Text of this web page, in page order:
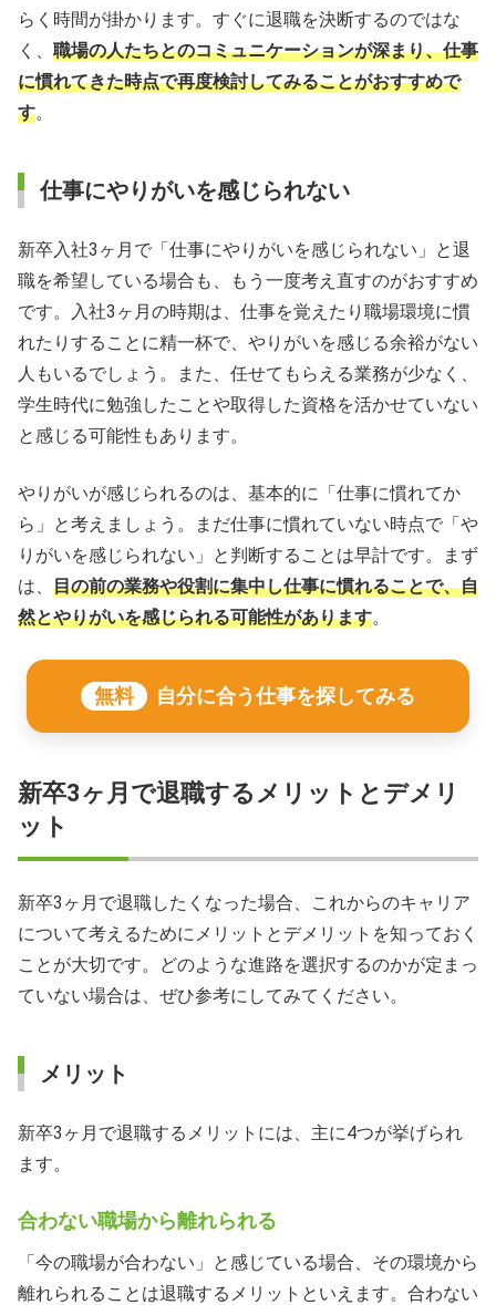
らく時間が掛かります。すぐに退職を決断するのではな
く、 職場の人たちとのコミュニケーションが深まり、仕事
に慣れてきた時点で再度検討してみることがおすすめで
す。
仕事にやりがいを感じられない
新卒入社3ヶ月で「仕事にやりがいを感じられない」と退
職を希望している場合も、もう一度考え直すのがおすすめ
です。入社3ヶ月の時期は、仕事を覚えたり職場環境に慣
れたりすることに精一杯で、やりがいを感じる余裕がない
人もいるでしょう。また、任せてもらえる業務が少なく、
学生時代に勉強したことや取得した資格を活かせていない
と感じる可能性もあります。
やりがいが感じられるのは、基本的に「仕事に慣れてか
ら」と考えましょう。まだ仕事に慣れていない時点で「や
りがいを感じられない」と判断することは早計です。まず
は、 目の前の業務や役割に集中し仕事に慣れることで、自
然とやりがいを感じられる可能性があります。
無料 自分に合う仕事を探してみる
新卒3ヶ月で退職するメリットとデメリ
ット
新卒3ヶ月で退職したくなった場合、これからのキャリア
について考えるためにメリットとデメリットを知っておく
ことが大切です。どのような進路を選択するのかが定まっ
ていない場合は、ぜひ参考にしてみてください。
メリット
新卒3ヶ月で退職するメリットには、主に4つが挙げられ
ます。
合わない職場から離れられる
「今の職場が合わない」と感じている場合、その環境から
離れられることは退職するメリットといえます。合わない